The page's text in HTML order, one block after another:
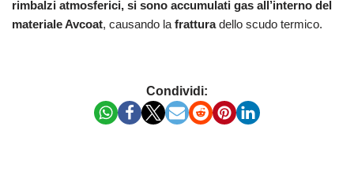
rimbalzi atmosferici, si sono accumulati gas all’interno del
materiale Avcoat, causando la fratturadello scudo termico.
Condividi: